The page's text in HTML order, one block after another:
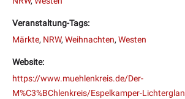
Veranstaltung-Tags:
Märkte, NRW, Weihnachten, Westen
Website:
https://www.muehlenkreis.de/Der-
M%C3%BChlenkreis/Espelkamper-